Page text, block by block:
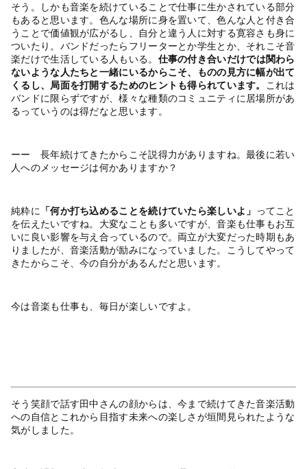
そう。しかも音楽を続けていることで仕事に生かされている部分
もあると思います。色んな場所に身を置いて、色んな人と付き合
うことで価値観が広がるし、自分と違う人に対する寛容さも身に
ついたり。バンドだったらフリーターとか学生とか、それこそ音
楽だけで生活している人もいる。 仕事の付き合いだけでは関わら
ないような人たちと一緒にいるからこそ、ものの見方に幅が出て
くるし、局面を打開するためのヒントも得られています。 これは
バンドに限らずですが、様々な種類のコミュニティに居場所があ
るっていうのは得だなと思います。
ーー 長年続けてきたからこそ説得力がありますね。最後に若い
人へのメッセージは何かありますか？
純粋に 「何か打ち込めることを続けていたら楽しいよ」 ってこと
を伝えたいですね。大変なことも多いですが、音楽も仕事もお互
いに良い影響を与え合っているので。両立が大変だった時期もあ
りましたが、音楽活動が励みになっていました。こうしてやって
きたからこそ、今の自分があるんだと思います。
今は音楽も仕事も、毎日が楽しいですよ。
そう笑顔で話す田中さんの顔からは、今まで続けてきた音楽活動
への自信とこれから目指す未来への楽しさが垣間見られたような
気がしました。